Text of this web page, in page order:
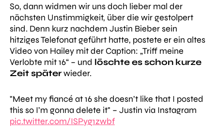
So, dann widmen wir uns doch lieber mal der
nächsten Unstimmigkeit, über die wir gestolpert
sind. Denn kurz nachdem Justin Bieber sein
hitziges Telefonat geführt hatte, postete er ein altes
Video von Hailey mit der Caption: „Triff meine
Verlobte mit 16“ – und löschte es schon kurze
Zeit späterwieder.
"Meet my fiancé at 16 she doesn’t like that I posted
this so I’m gonna delete it" – Justin via Instagram
pic.twitter.com/ISPyg1zwbf